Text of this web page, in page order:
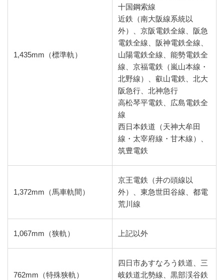
1,435mm（標準軌）
十国鋼索線
近鉄（南大阪線系統以
外）、京阪電鉄全線、阪急
電鉄全線、阪神電鉄全線、
山陽電鉄全線、能勢電鉄全
線、京福電鉄（嵐山本線・
北野線）、叡山電鉄、北大
阪急行、北神急行
高松琴平電鉄、広島電鉄全
線
西日本鉄道（天神大牟田
線・太宰府線・甘木線）、
筑豊電鉄
1,372mm（馬車軌間）
京王電鉄（井の頭線以
外）、東急世田谷線、都電
荒川線
1,067mm（狭軌） 上記以外
762mm（特殊狭軌）
四日市あすなろう鉄道、三
岐鉄道北勢線、黒部渓谷鉄